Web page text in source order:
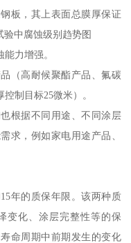
板，其上表面总膜厚保证
验中腐蚀级别趋势图
力增强。
（高耐候聚酯产品、氟碳
制目标25微米）。
根据不同用途、不同涂层
求，例如家电用途产品、
年的质保年限。该两种质
变化、涂层完整性等的保
命周期中前期发生的变化